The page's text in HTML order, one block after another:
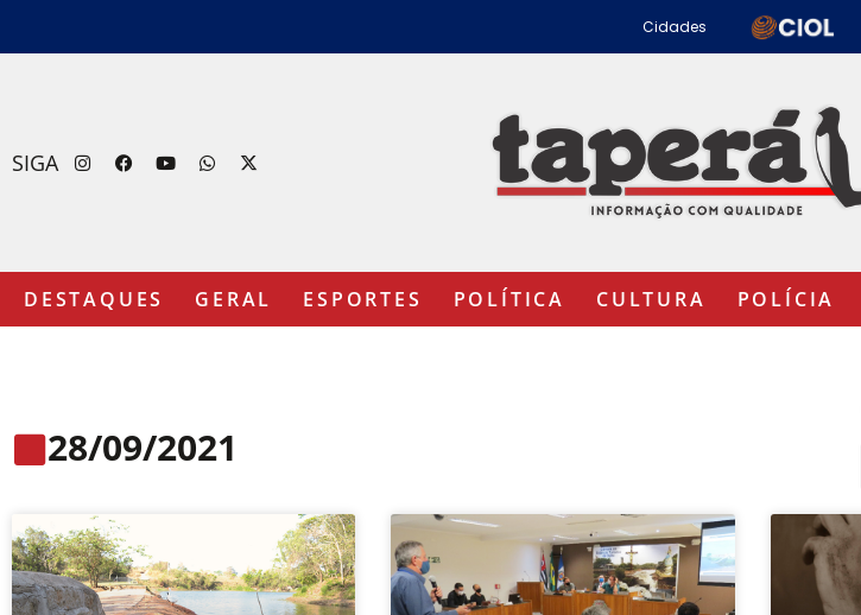
Cidades
SIGA
DESTAQUES GERAL ESPORTES POLÍTICA CULTURA POLÍCIA
28/09/2021